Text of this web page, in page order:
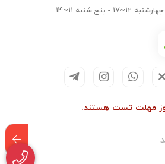
شنبه 11~14